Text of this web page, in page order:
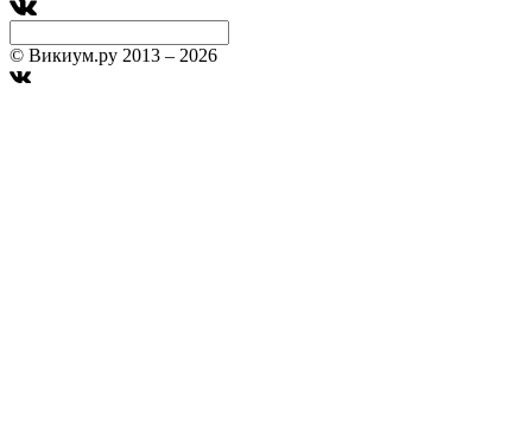
© Викиум.ру 2013 – 2026